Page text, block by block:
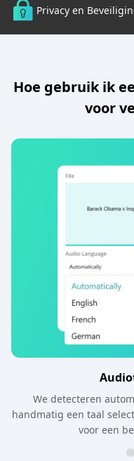
Privacy en
Hoe gebruik ik
voor
We detecteren
handmatig een taal
voor een